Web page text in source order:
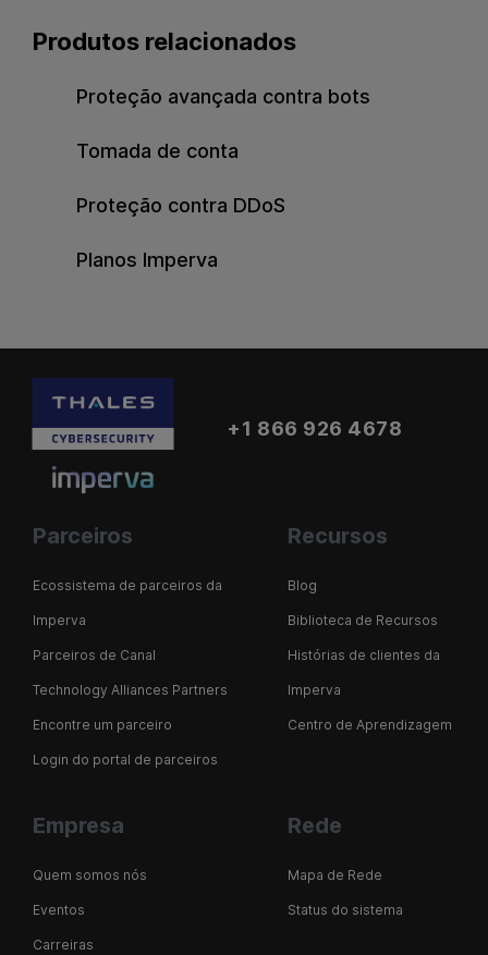
Produtos relacionados
Proteção avançada contra bots
Tomada de conta
Proteção contra DDoS
Planos Imperva
+1 866 926 4678
Parceiros
Ecossistema de parceiros da
Imperva
Parceiros de Canal
Technology Alliances Partners
Encontre um parceiro
Login do portal de parceiros
Recursos
Blog
Biblioteca de Recursos
Histórias de clientes da
Imperva
Centro de Aprendizagem
Empresa
Quem somos nós
Eventos
Carreiras
Rede
Mapa de Rede
Status do sistema